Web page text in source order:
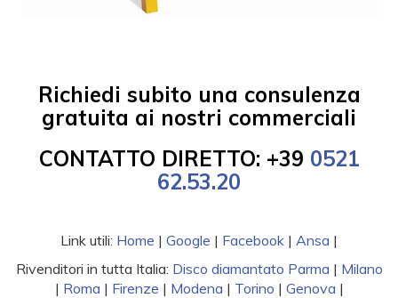
Richiedi subito una consulenza
gratuita ai nostri commerciali
CONTATTO DIRETTO: +39 0521
62.53.20
Link utili: Home | Google | Facebook | Ansa |
Rivenditori in tutta Italia: Disco diamantato Parma | Milano
| Roma | Firenze | Modena | Torino | Genova |